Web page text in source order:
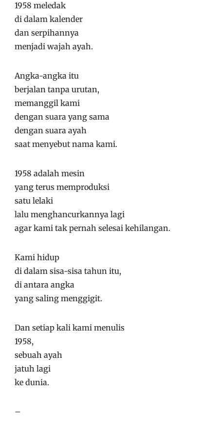
1958 meledak
di dalam kalender
dan serpihannya
menjadi wajah ayah.
Angka-angka itu
berjalan tanpa urutan,
memanggil kami
dengan suara yang sama
dengan suara ayah
saat menyebut nama kami.
1958 adalah mesin
yang terus memproduksi
satu lelaki
lalu menghancurkannya lagi
agar kami tak pernah selesai kehilangan.
Kami hidup
di dalam sisa-sisa tahun itu,
di antara angka
yang saling menggigit.
Dan setiap kali kami menulis
1958,
sebuah ayah
jatuh lagi
ke dunia.
–